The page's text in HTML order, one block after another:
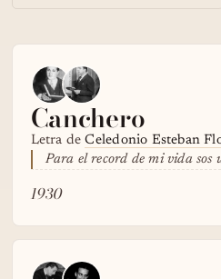
Canchero
Letra deCeledonio Esteban
Para el record de mi vida sos
1930